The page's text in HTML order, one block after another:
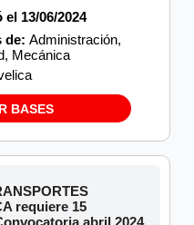
13/06/2024
de: Administración,
Mecánica
BASES
requiere 15
abril 2024